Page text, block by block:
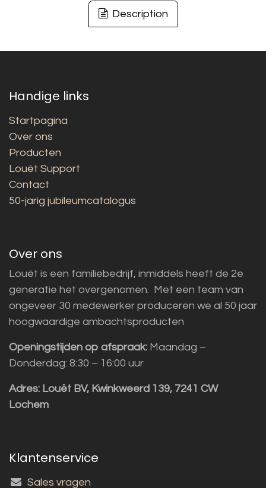
Description
Handige links
Startpagina
Over ons
Producten
Louët Support
Contact
50-jarig jubileumcatalogus
Over ons
Louët is een familiebedrijf, inmiddels heeft de 2e
generatie het overgenomen. Met een team van
ongeveer 30 medewerker produceren we al 50 jaar
hoogwaardige ambachtsproducten
Openingstijden op afspraak: Maandag –
Donderdag: 8:30 – 16:00 uur
Adres: Louët BV, Kwinkweerd 139, 7241 CW
Lochem
Klantenservice
Sales vragen